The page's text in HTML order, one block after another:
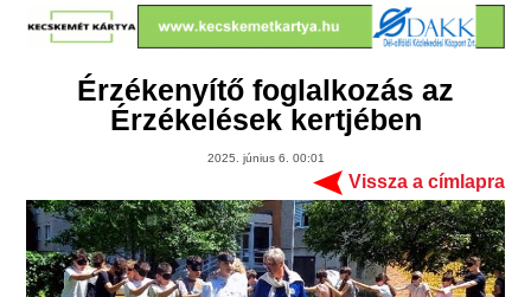
Érzékenyítő foglalkozás az
Érzékelések kertjében
2025. június 6. 00:01
Vissza a címlapra